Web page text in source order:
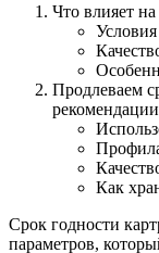
Что влияет
Продлеваем
рекомендации
Как
Срок годности
параметров,